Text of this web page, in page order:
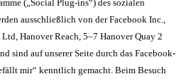
(„Social Plug-ins“) des sozialen
ausschließlich von der Facebook Inc.,
Hanover Reach, 5–7 Hanover Quay 2
sind auf unserer Seite durch das Facebook-
mir“ kenntlich gemacht. Beim Besuch